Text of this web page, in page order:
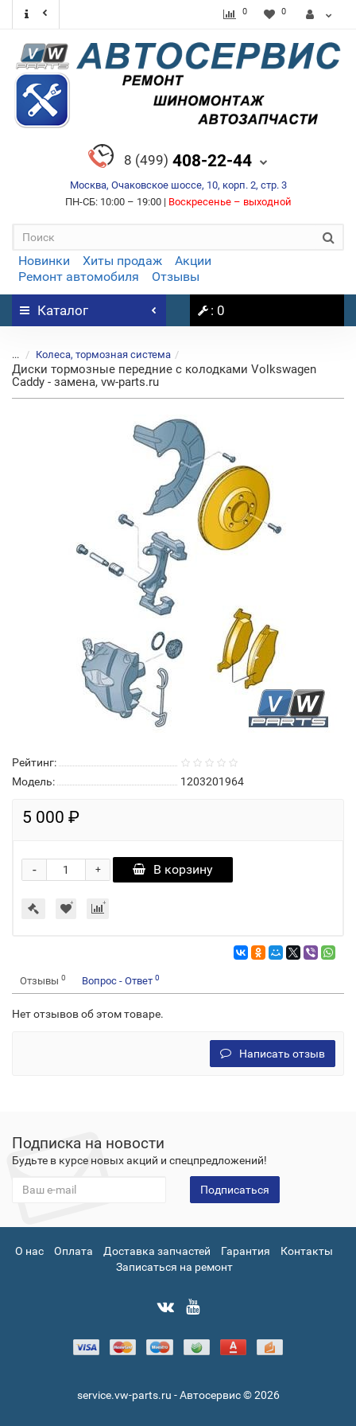
0 0
8 (499) 408-22-44
Москва, Очаковское шоссе, 10, корп. 2, стр. 3
ПН-СБ: 10:00 – 19:00 | Воскресенье – выходной
Новинки Хиты продаж
Акции
Ремонт автомобиля
Отзывы
Каталог : 0
... Колеса, тормозная система
Диски тормозные передние с колодками Volkswagen
Caddy - замена, vw-parts.ru
Рейтинг:
Модель:
1203201964
5 000 ₽
+
- В корзину
Отзывы 0 Вопрос - Ответ 0
Нет отзывов об этом товаре.
Написать отзыв
Подписка на новости
Будьте в курсе новых акций и спецпредложений!
Подписаться
О нас Оплата Доставка запчастей Гарантия
Контакты
Записаться на ремонт
service.vw-parts.ru - Автосервис © 2026